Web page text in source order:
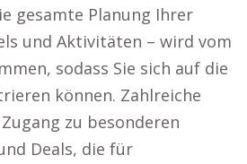
gesamte Planung Ihrer
und Aktivitäten – wird vom
sodass Sie sich auf die
können. Zahlreiche
zu besonderen
Deals, die für